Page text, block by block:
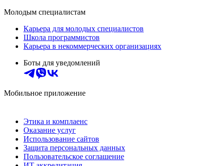
Молодым специалистам
Карьера для молодых специалистов
Школа программистов
Карьера в некоммерческих организациях
Боты для уведомлений
Мобильное приложение
Этика и комплаенс
Оказание услуг
Использование сайтов
Защита персональных данных
Пользовательское соглашение